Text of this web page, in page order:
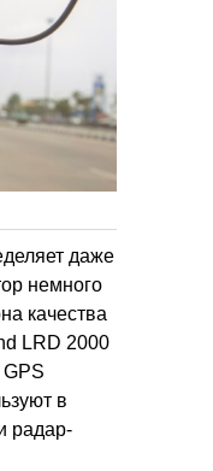
даже
немного
качества
LRD 2000
в
радар-